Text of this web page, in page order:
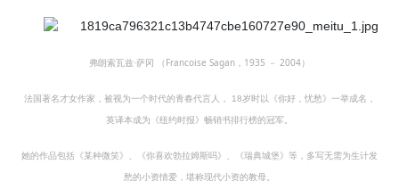
弗朗索瓦兹·萨冈 （Francoise Sagan，1935 － 2004）
法国著名才女作家，被视为一个时代的青春代言人， 18岁时以《你好，忧愁》一举成名，
英译本成为《纽约时报》畅销书排行榜的冠军。
她的作品包括《某种微笑》、《你喜欢勃拉姆斯吗》、《瑞典城堡》等，多写无需为生计发
愁的小资情爱，堪称现代小资的教母。